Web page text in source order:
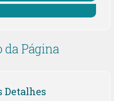
Página
Detalhes